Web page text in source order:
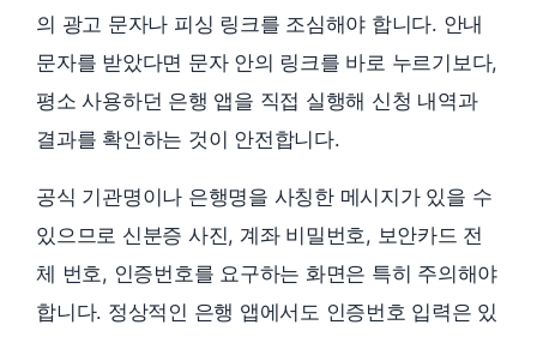
의 광고 문자나 피싱 링크를 조심해야 합니다. 안내
문자를 받았다면 문자 안의 링크를 바로 누르기보다,
평소 사용하던 은행 앱을 직접 실행해 신청 내역과
결과를 확인하는 것이 안전합니다.
공식 기관명이나 은행명을 사칭한 메시지가 있을 수
있으므로 신분증 사진, 계좌 비밀번호, 보안카드 전
체 번호, 인증번호를 요구하는 화면은 특히 주의해야
합니다. 정상적인 은행 앱에서도 인증번호 입력은 있